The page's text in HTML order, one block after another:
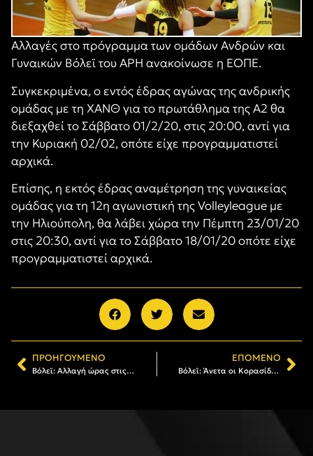
Αλλαγές στο πρόγραμμα των ομάδων Ανδρών και
Γυναικών Βόλεϊ του ΑΡΗ ανακοίνωσε η ΕΟΠΕ.
Συγκεκριμένα, ο εντός έδρας αγώνας της ανδρικής
ομάδας με τη ΧΑΝΘ για το πρωτάθλημα της Α2 θα
διεξαχθεί το Σάββατο 01/2/20, στις 20:00, αντί για
την Κυριακή 02/02, οπότε είχε προγραμματιστεί
αρχικά.
Επίσης, η εκτός έδρας αναμέτρηση της γυναικείας
ομάδας για τη 12η αγωνιστική τηςVolleyleague με
την Ηλιούπολη, θα λάβει χώρα την Πέμπτη 23/01/20
στις 20:30, αντί για το Σάββατο 18/01/20 οπότε είχε
προγραμματιστεί αρχικά.
ΠΡΟΗΓΟΎΜΕΝΟ
Βόλεϊ: Αλλαγή ώρας στις Γυναίκες και ορισμός Κυπέλλου στους Άνδρες
ΕΠΌΜΕΝΟ
Βόλεϊ: Άνετα οι Κορασίδες τον Π.Α.Ο.Κ. (photostory)